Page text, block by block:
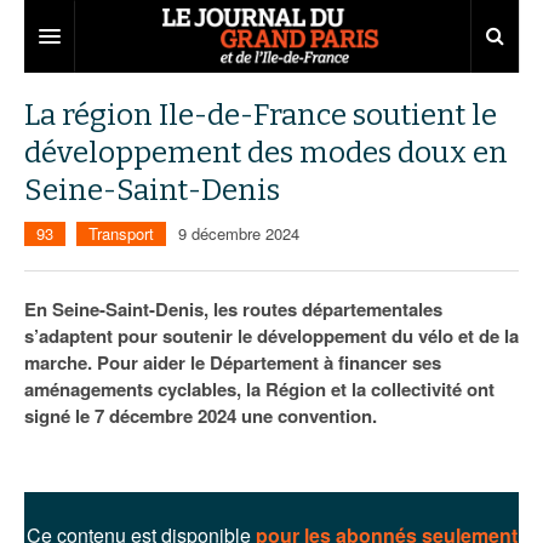
Grand Paris
Territoires
Aménagement
Collectivités
Services urbains
Entreprises
Développement économique
Attractivité
Innovation
Marchés publics
Départements
77
78
92
Nominations
Portraits
Les Assises du Grand Paris
Éditions précédentes
Le podcast
Lire les résumés
La région Ile-de-France soutient le
développement des modes doux en
Seine-Saint-Denis
93 Transport 9 décembre 2024
En Seine-Saint-Denis, les routes départementales
s’adaptent pour soutenir le développement du vélo et de la
marche. Pour aider le Département à financer ses
aménagements cyclables, la Région et la collectivité ont
signé le 7 décembre 2024 une convention.
Ce contenu est disponible pour les abonnés seulement